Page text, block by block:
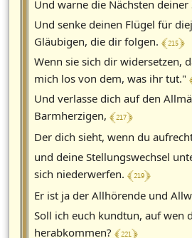
Und warne die Nächsten deiner
Und senke deinen Flügel für
Gläubigen, die dir folgen. ﴾ 215 ﴿
Wenn sie sich dir widersetzen,
mich los von dem, was ihr tut."
Und verlasse dich auf den
Barmherzigen, ﴾ 217 ﴿
Der dich sieht, wenn du
und deine Stellungswechsel
sich niederwerfen. ﴾ 219 ﴿
Er ist ja der Allhörende und
Soll ich euch kundtun, auf wen
herabkommen?